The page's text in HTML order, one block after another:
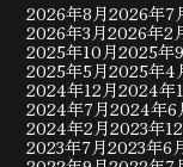
2026年8月2026年7
2026年3月2026年2
2025年10月2025年
2025年5月2025年4
2024年12月2024年
2024年7月2024年6
2024年2月2023年
2023年7月2023年6